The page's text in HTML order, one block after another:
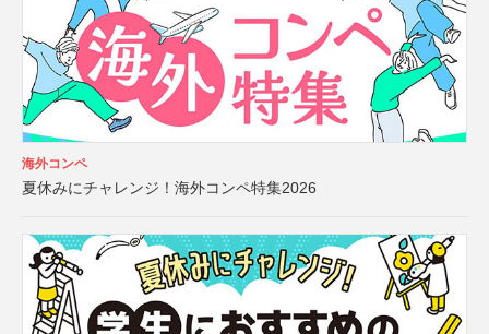
海外コンペ
夏休みにチャレンジ！海外コンペ特集2026